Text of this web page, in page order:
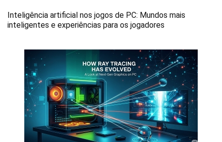
Inteligência artificial nos jogos de PC: Mundos mais
inteligentes e experiências para os jogadores